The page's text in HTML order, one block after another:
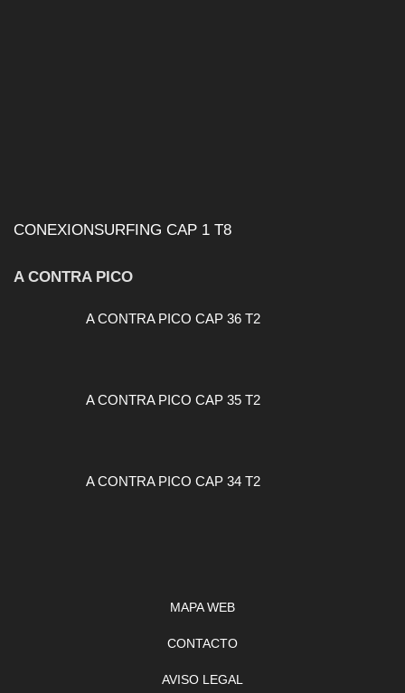
CONEXIONSURFING CAP 1 T8
A CONTRA PICO
A CONTRA PICO CAP 36 T2
A CONTRA PICO CAP 35 T2
A CONTRA PICO CAP 34 T2
MAPA WEB
CONTACTO
AVISO LEGAL